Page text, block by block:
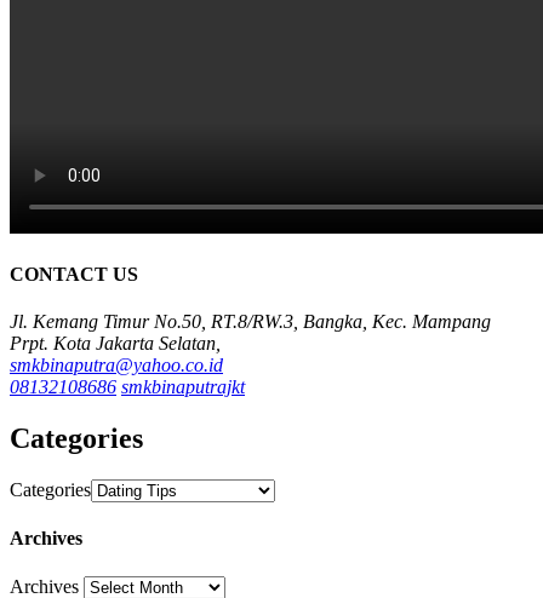
CONTACT US
Jl. Kemang Timur No.50, RT.8/RW.3, Bangka, Kec. Mampang
Prpt. Kota Jakarta Selatan,
smkbinaputra@yahoo.co.id
08132108686 smkbinaputrajkt
Categories
Categories
Archives
Archives